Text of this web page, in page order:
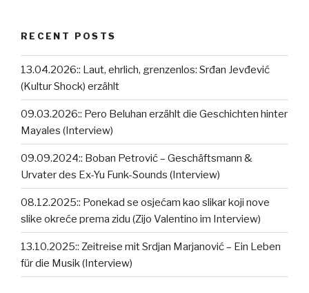
RECENT POSTS
13.04.2026:: Laut, ehrlich, grenzenlos: Srđan Jevđević
(Kultur Shock) erzählt
09.03.2026:: Pero Beluhan erzählt die Geschichten hinter
Mayales (Interview)
09.09.2024:: Boban Petrović – Geschäftsmann &
Urvater des Ex-Yu Funk-Sounds (Interview)
08.12.2025:: Ponekad se osjećam kao slikar koji nove
slike okreće prema zidu (Zijo Valentino im Interview)
13.10.2025:: Zeitreise mit Srdjan Marjanović – Ein Leben
für die Musik (Interview)